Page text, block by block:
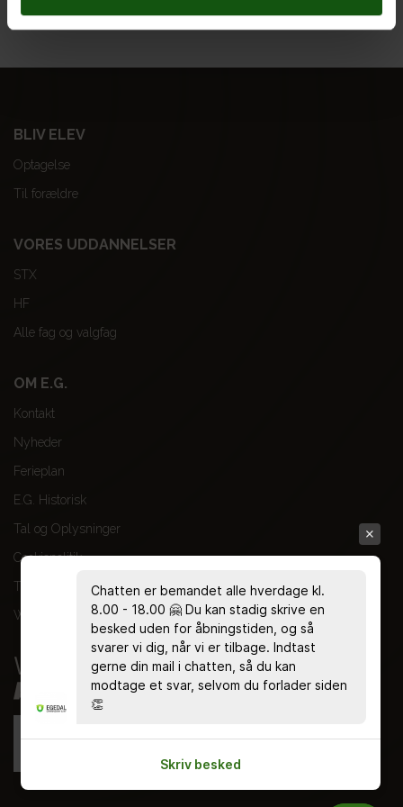
bevægelser.
BLIV ELEV
Optagelse
Til forældre
VORES UDDANNELSER
STX
HF
Alle fag og valgfag
OM E.G.
Kontakt
Nyheder
Ferieplan
E.G. Historisk
Tal og Oplysninger
Cookiepolitik
Tilgængelighedserklæring
Whistleblowerservice
Chatten er bemandet alle hverdage kl.
8.00 - 18.00 🤗 Du kan stadig skrive en
besked uden for åbningstiden, og så
svarer vi dig, når vi er tilbage. Indtast
gerne din mail i chatten, så du kan
modtage et svar, selvom du forlader siden
👏
Skriv besked